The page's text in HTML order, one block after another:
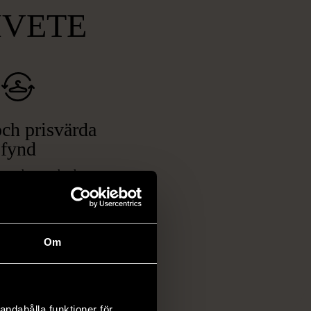
Om
prisvärda
fynd
ett brett utbud av
kläder och möbler
elektronik i våra
föremål som
vanliga butiker.